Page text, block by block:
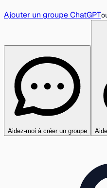
Ajouter un groupe ChatGPT
Aidez-moi à créer un groupe